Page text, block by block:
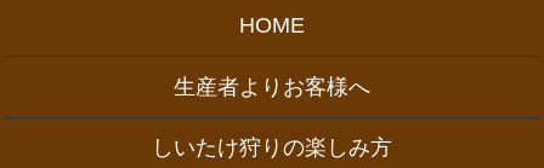
HOME
生産者よりお客様へ
しいたけ狩りの楽しみ方